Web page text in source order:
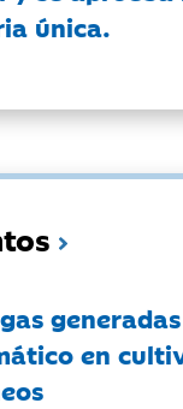
única.
en